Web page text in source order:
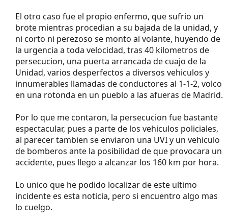
El otro caso fue el propio enfermo, que sufrio un
brote mientras procedian a su bajada de la unidad, y
ni corto ni perezoso se monto al volante, huyendo de
la urgencia a toda velocidad, tras 40 kilometros de
persecucion, una puerta arrancada de cuajo de la
Unidad, varios desperfectos a diversos vehiculos y
innumerables llamadas de conductores al 1-1-2, volco
en una rotonda en un pueblo a las afueras de Madrid.
Por lo que me contaron, la persecucion fue bastante
espectacular, pues a parte de los vehiculos policiales,
al parecer tambien se enviaron una UVI y un vehiculo
de bomberos ante la posibilidad de que provocara un
accidente, pues llego a alcanzar los 160 km por hora.
Lo unico que he podido localizar de este ultimo
incidente es esta noticia, pero si encuentro algo mas
lo cuelgo.